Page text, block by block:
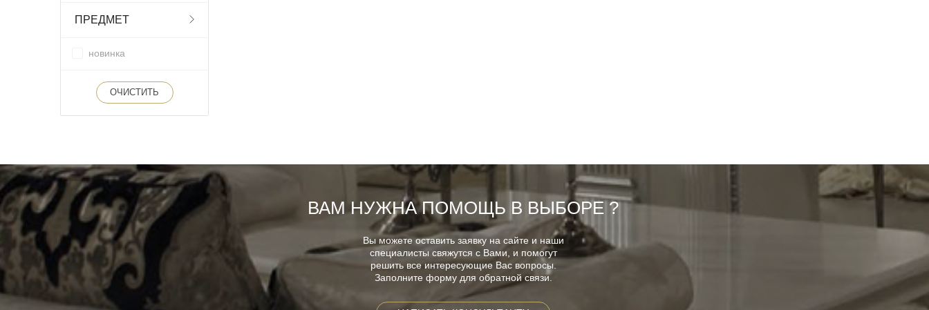
ПРЕДМЕТ
новинка
ОЧИСТИТЬ
ВАМ НУЖНА ПОМОЩЬ В ВЫБОРЕ ?
Вы можете оставить заявку на сайте и наши
специалисты свяжутся с Вами, и помогут
решить все интересующие Вас вопросы.
Заполните форму для обратной связи.